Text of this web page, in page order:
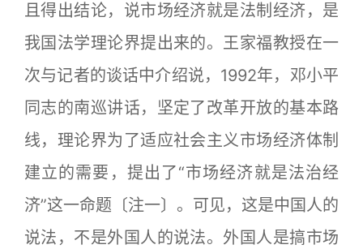
且得出结论，说市场经济就是法制经济，是
我国法学理论界提出来的。王家福教授在一
次与记者的谈话中介绍说，1992年，邓小平
同志的南巡讲话，坚定了改革开放的基本路
线，理论界为了适应社会主义市场经济体制
建立的需要，提出了“市场经济就是法治经
济”这一命题〔注一〕。可见，这是中国人的
说法，不是外国人的说法。外国人是搞市场